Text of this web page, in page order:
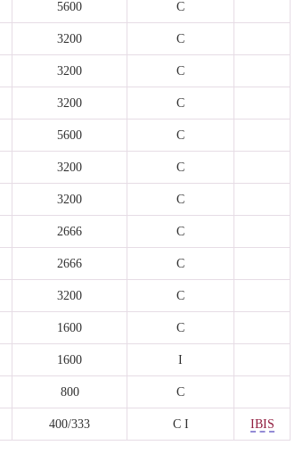
5600 C
3200 C
3200 C
3200 C
5600 C
3200 C
3200 C
2666 C
2666 C
3200 C
1600 C
1600 I
800 C
400/333 C I IBIS